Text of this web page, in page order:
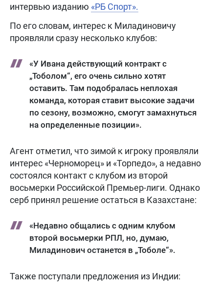
интервью изданию «РБ Спорт».
По его словам, интерес к Миладиновичу
проявляли сразу несколько клубов:
«У Ивана действующий контракт с
„Тоболом“, его очень сильно хотят
оставить. Там подобралась неплохая
команда, которая ставит высокие задачи
по сезону, возможно, смогут замахнуться
на определенные позиции».
Агент отметил, что зимой к игроку проявляли
интерес «Черноморец» и «Торпедо», а недавно
состоялся контакт с клубом из второй
восьмерки Российской Премьер-лиги. Однако
серб принял решение остаться в Казахстане:
«Недавно общались с одним клубом
второй восьмерки РПЛ, но, думаю,
Миладинович останется в „Тоболе“».
Также поступали предложения из Индии: